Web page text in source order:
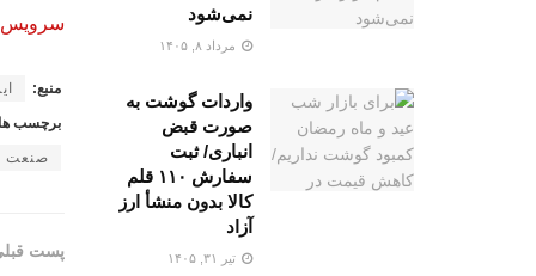
سرویس
منبع:
برچسب
صنعت
پست
نمی‌شود
مرداد ۸, ۱۴۰۵
واردات گوشت به‌
صورت قبض
انباری/ ثبت
سفارش ۱۱۰ قلم
کالا بدون منشأ ارز
آزاد
تیر ۳۱, ۱۴۰۵